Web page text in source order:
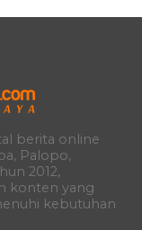
berita online
Palopo,
2012,
konten yang
kebutuhan